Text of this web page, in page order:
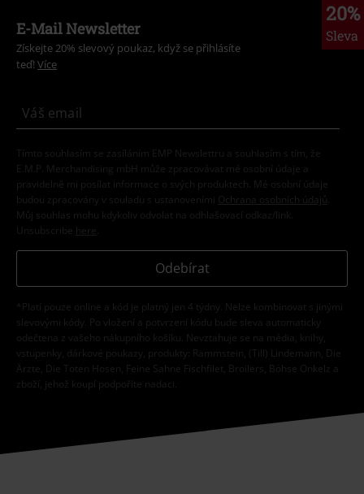
20%
Sleva
E-Mail Newsletter
Získejte 20% slevový poukaz, když se přihlásíte
teď! Více
Tímto souhlasím se zasíláním EMP Newslettru a souhlasím s tím, že
E.M.P. Merchandising mbH může zpracovávat mé osobní údaje a
pravidelně mi posílat informace o svých produktech. Mé osobní údaje
budou zpracovány v souladu s ustanoveními
Ochrana osobních údajů
Můj souhlas mohu kdykoliv odvolat na odhlašovací odkaz/link.
Unsubscribe here
Odebírat
*Platí pouze online a kód je platný jen 4 týdny. Nelze kombinovat s jinými
slevovými kódy. Po vložení a potvrzení kódu bude sleva automaticky
odečtena z vašeho nákupního košíku. Nevztahuje se na média, knihy,
vstupenky, dárkové poukazy, produkty: Rammstein, (Till) Lindemann, Die
Ärzte, Die Toten Hosen, Feine Sahne Fischfilet, Broilers, Böhse Onkelz a
zboží, jehož koupí podpoříte nadaci.